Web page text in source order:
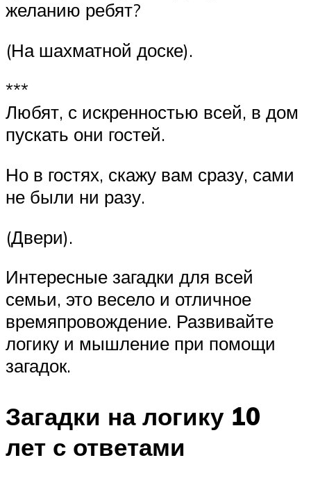
желанию ребят?
(На шахматной доске).
***
Любят, с искренностью всей, в дом
пускать они гостей.
Но в гостях, скажу вам сразу, сами
не были ни разу.
(Двери).
Интересные загадки для всей
семьи, это весело и отличное
времяпровождение. Развивайте
логику и мышление при помощи
загадок.
Загадки на логику 10
лет с ответами